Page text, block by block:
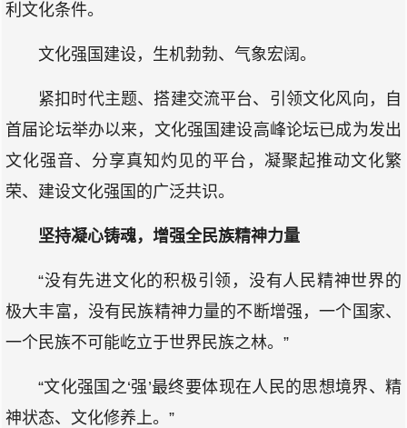
利文化条件。
文化强国建设，生机勃勃、气象宏阔。
紧扣时代主题、搭建交流平台、引领文化风向，自
首届论坛举办以来，文化强国建设高峰论坛已成为发出
文化强音、分享真知灼见的平台，凝聚起推动文化繁
荣、建设文化强国的广泛共识。
坚持凝心铸魂，增强全民族精神力量
“没有先进文化的积极引领，没有人民精神世界的
极大丰富，没有民族精神力量的不断增强，一个国家、
一个民族不可能屹立于世界民族之林。”
“文化强国之‘强’最终要体现在人民的思想境界、精
神状态、文化修养上。”